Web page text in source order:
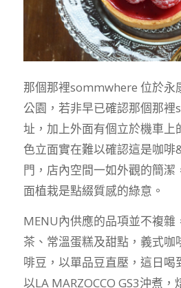
那個那裡sommwhere 位於永
公園，若非早已確認那個那
址，加上外面有個立於機車上
色立面實在難以確認這是咖啡
門，店內空間一如外觀的簡潔
面植栽是點綴質感的綠意。
MENU內供應的品項並不複雜
茶、常溫蛋糕及甜點，義式咖
啡豆，以單品豆直壓，這日喝
以LA MARZOCCO GS3沖煮